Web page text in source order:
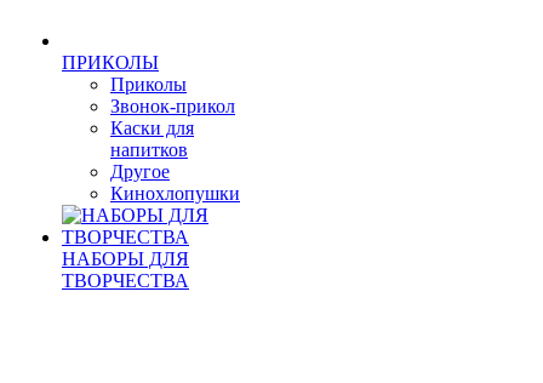
ПРИКОЛЫ
Приколы
Звонок-прикол
Каски для
напитков
Другое
Кинохлопушки
НАБОРЫ ДЛЯ
ТВОРЧЕСТВА